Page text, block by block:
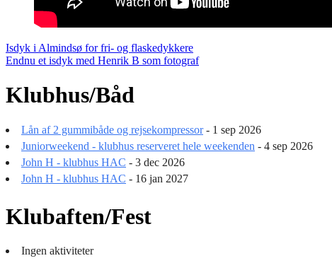
Indlægsnavigation
Isdyk i Almindsø for fri- og flaskedykkere
Endnu et isdyk med Henrik B som fotograf
Klubhus/Båd
Lån af 2 gummibåde og rejsekompressor- 1 sep 2026
Juniorweekend - klubhus reserveret hele weekenden - 4 sep 2026
John H - klubhus HAC - 3 dec 2026
John H - klubhus HAC - 16 jan 2027
Klubaften/Fest
Ingen aktiviteter